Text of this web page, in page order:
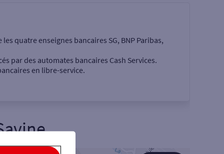
quatre enseignes bancaires SG, BNP Paribas,
par des automates bancaires Cash Services.
en libre-service.